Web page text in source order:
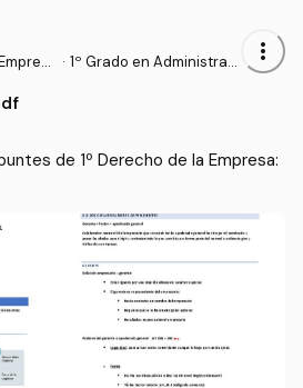
· 1º Grado en Administraci
more_vert
de 1º Derecho de la Empresa: